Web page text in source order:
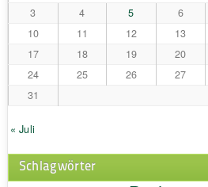
3
4 5 6
10
11 12 13
17
18 19 20
24
25 26 27
31
« Juli
Schlagwörter